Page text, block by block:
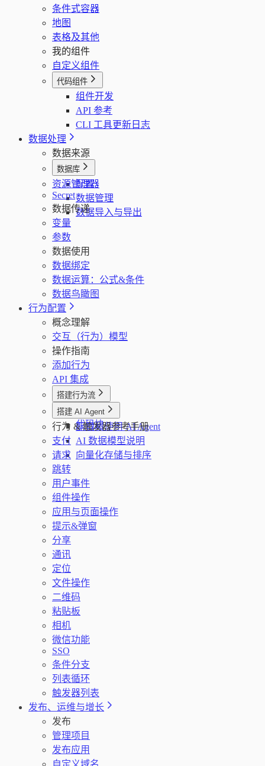
条件式容器
地图
表格及其他
我的组件
自定义组件
代码组件
组件开发
API 参考
CLI 工具更新日志
数据处理
数据来源
数据库
配置
数据管理
数据导入与导出
资源管理器
Secret
数据传递
变量
参数
数据使用
数据绑定
数据运算：公式&条件
数据鸟瞰图
行为配置
概念理解
交互（行为）模型
操作指南
添加行为
API 集成
搭建行为流
行为流
代码块
搭建 AI Agent
配置和使用 AI Agent
AI 数据模型说明
向量化存储与排序
行为 & 触发器参考手册
支付
请求
跳转
用户事件
组件操作
应用与页面操作
提示&弹窗
分享
通讯
定位
文件操作
二维码
粘贴板
相机
微信功能
SSO
条件分支
列表循环
触发器列表
发布、运维与增长
发布
管理项目
发布应用
自定义域名